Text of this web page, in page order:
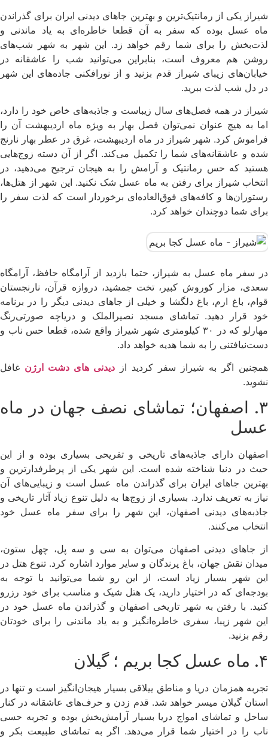
شیراز یکی از رمانتیک‌ترین و بهترین جاهای دیدنی ایران برای گذراندن
ماه عسل بوده که سفر به آن قطعا خاطره‌ای به یاد ماندنی و
لذت‌بخش را برای شما رقم خواهد زد. این شهر به شهر شب‌های
روشن هم معروف است، بنابراین می‌توانید شب را عاشقانه در
خیابان‌های زیبای شیراز قدم بزنید و از نورافکنی جاده‌های این شهر
در دل شب لذت ببرید.
شیراز در همه فصل‌های سال زیباست و جاذبه‌های خاص خود را دارد،
اما به هیچ عنوان نمی‌توان فصل بهار به ویژه ماه اردیبهشت آن را
فراموش کرد. شهر شیراز در ماه اردیبهشت، غرق در عطر بهار نارنج
شده و عاشقانه‌های شما را تکمیل می‌کند. اگر از آن دسته زوج‌هایی
هستید که حس رمانتیک و آرامش را به هیجان ترجیح می‌دهید، در
انتخاب شیراز برای رفتن به ماه عسل شک نکنید. این شهر از هتل‌ها،
رستوران‌ها و کافه‌های فوق‌العاده‌ای برخوردار است که لذت سفر را
برای شما دوچندان خواهد کرد.
در سفر ماه عسل به شیراز، حتما بازدید از آرامگاه حافظ، آرامگاه
سعدی، مزار کوروش کبیر، تخت جمشید، دروازه قرآن، نارنجستان
قوام، باغ ارم، باغ دلگشا و خیلی از جاهای دیدنی دیگر را در برنامه
خود قرار دهید. تماشای مسجد نصیرالملک و دریاچه صورتی‌رنگ
مهارلو که در ۳۰ کیلومتری شهر شیراز واقع شده، قطعا حس ناب و
دست‌نیافتنی را به شما هدیه خواهد داد.
همچنین اگر به شیراز سفر کردید از دیدنی های دشت ارژن غافل
نشوید.
۳. اصفهان؛ تماشای نصف جهان در ماه
عسل
اصفهان دارای جاذبه‌های تاریخی و تفریحی بسیاری بوده و از این
حیث در دنیا شناخته شده است. این شهر یکی از پرطرفدارترین و
بهترین جاهای ایران برای گذراندن ماه عسل است و زیبایی‌های آن
نیاز به تعریف ندارد. بسیاری از زوج‌ها به دلیل تنوع زیاد آثار تاریخی و
جاذبه‌های دیدنی اصفهان، این شهر را برای سفر ماه عسل خود
انتخاب می‌کنند.
از جاهای دیدنی اصفهان می‌توان به سی و سه پل، چهل ستون،
میدان نقش جهان، باغ پرندگان و سایر موارد اشاره کرد. تنوع هتل در
این شهر بسیار زیاد است، از این رو شما می‌توانید با توجه به
بودجه‌ای که در اختیار دارید، یک هتل شیک و مناسب برای خود رزرو
کنید. با رفتن به شهر تاریخی اصفهان و گذراندن ماه عسل خود در
این شهر زیبا، سفری خاطره‌انگیز و به یاد ماندنی را برای خودتان
رقم بزنید.
۴. ماه عسل کجا بریم ؛ گیلان
تجربه همزمان دریا و مناطق ییلاقی بسیار هیجان‌انگیز است و تنها در
استان گیلان میسر خواهد شد. قدم زدن‌ و حرف‌های عاشقانه در کنار
ساحل و تماشای امواج دریا بسیار آرامش‌بخش بوده و تجربه‌ حسی
ناب را در اختیار شما قرار می‌دهد. اگر به تماشای طبیعت بکر و